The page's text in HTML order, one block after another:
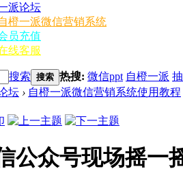
派论坛
橙一派微信营销系统
员充值
线客服
搜索 搜索 热搜: 微信ppt 自橙一派
坛 › 自橙一派微信营销系统使用教程
公众号现场摇一